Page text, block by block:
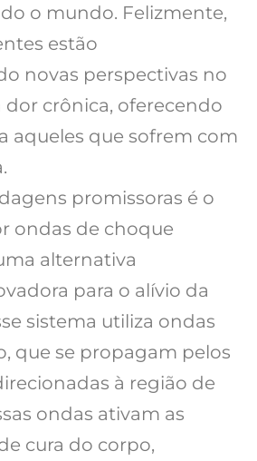
o mundo. Felizmente,
estão
novas perspectivas no
crônica, oferecendo
aqueles que sofrem com
promissoras é o
ondas de choque
alternativa
para o alívio da
sistema utiliza ondas
que se propagam pelos
à região de
ondas ativam as
cura do corpo,